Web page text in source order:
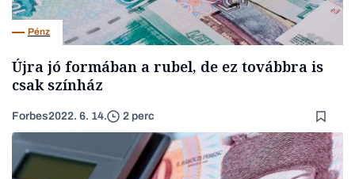
Pénz
Újra jó formában a rubel, de ez továbbra is
csak színház
Forbes2022. 6. 14. 2 perc